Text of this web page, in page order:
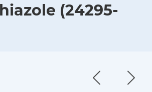
(24295-